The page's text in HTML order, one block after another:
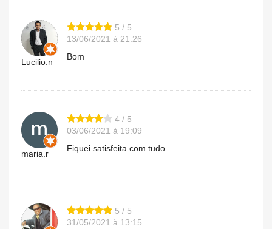
Lucilio.n
5 / 5
13/06/2021 à 21:26
Bom
maria.r
4 / 5
03/06/2021 à 19:09
Fiquei satisfeita.com tudo.
5 / 5
31/05/2021 à 13:15